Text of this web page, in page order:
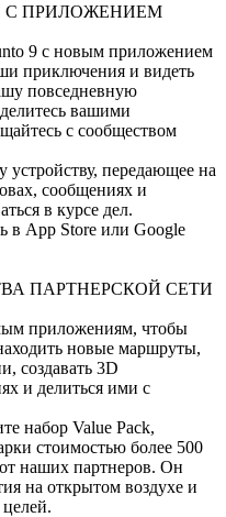
С ПРИЛОЖЕНИЕМ
9 с новым приложением
приключения и видеть
повседневную
вашими
с сообществом
передающее на
сообщениях и
в курсе дел.
в App Store или Google
ПАРТНЕРСКОЙ СЕТИ
приложениям, чтобы
новые маршруты,
создавать 3D
и делиться ими с
набор Value Pack,
стоимостью более 500
наших партнеров. Он
на открытом воздухе и